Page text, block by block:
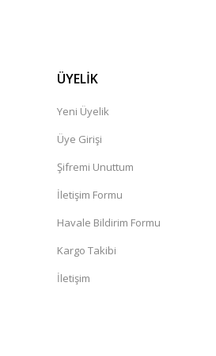
ÜYELİK
Yeni Üyelik
Üye Girişi
Şifremi Unuttum
İletişim Formu
Havale Bildirim Formu
Kargo Takibi
İletişim